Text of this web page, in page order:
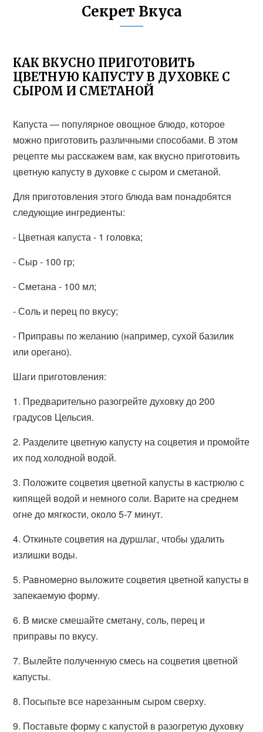
Секрет Вкуса
КАК ВКУСНО ПРИГОТОВИТЬ
ЦВЕТНУЮ КАПУСТУ В ДУХОВКЕ С
СЫРОМ И СМЕТАНОЙ
Капуста — популярное овощное блюдо, которое
можно приготовить различными способами. В этом
рецепте мы расскажем вам, как вкусно приготовить
цветную капусту в духовке с сыром и сметаной.
Для приготовления этого блюда вам понадобятся
следующие ингредиенты:
- Цветная капуста - 1 головка;
- Сыр - 100 гр;
- Сметана - 100 мл;
- Соль и перец по вкусу;
- Приправы по желанию (например, сухой базилик
или орегано).
Шаги приготовления:
1. Предварительно разогрейте духовку до 200
градусов Цельсия.
2. Разделите цветную капусту на соцветия и промойте
их под холодной водой.
3. Положите соцветия цветной капусты в кастрюлю с
кипящей водой и немного соли. Варите на среднем
огне до мягкости, около 5-7 минут.
4. Откиньте соцветия на дуршлаг, чтобы удалить
излишки воды.
5. Равномерно выложите соцветия цветной капусты в
запекаемую форму.
6. В миске смешайте сметану, соль, перец и
приправы по вкусу.
7. Вылейте полученную смесь на соцветия цветной
капусты.
8. Посыпьте все нарезанным сыром сверху.
9. Поставьте форму с капустой в разогретую духовку